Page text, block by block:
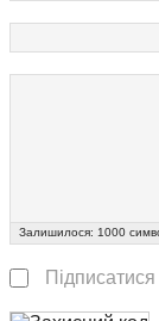
Залишилося: 1000